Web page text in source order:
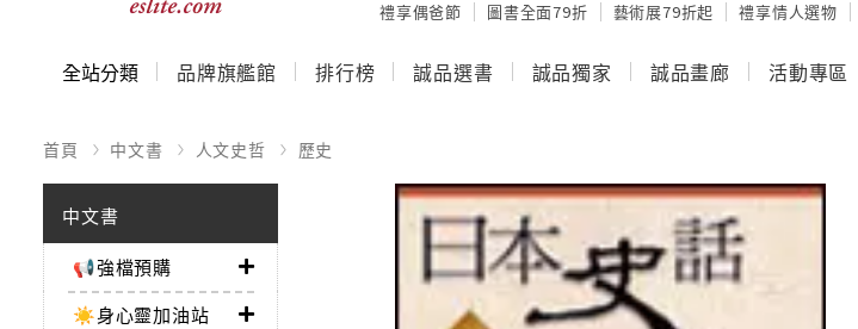
禮享偶爸節 圖書全面79折 藝術展79折起 禮享情人選物
全站分類 品牌旗艦館 排行榜 誠品選書 誠品獨家 誠品畫廊 活動專區
首頁 中文書 人文史哲 歷史
中文書
📢強檔預購
☀️身心靈加油站